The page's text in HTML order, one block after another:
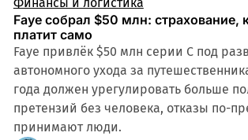
Faye собрал $50 млн: страхование,
платит само
Faye привлёк $50 млн серии C под
автономного ухода за
года должен урегулировать больше
претензий без человека, отказы по-
принимают люди.